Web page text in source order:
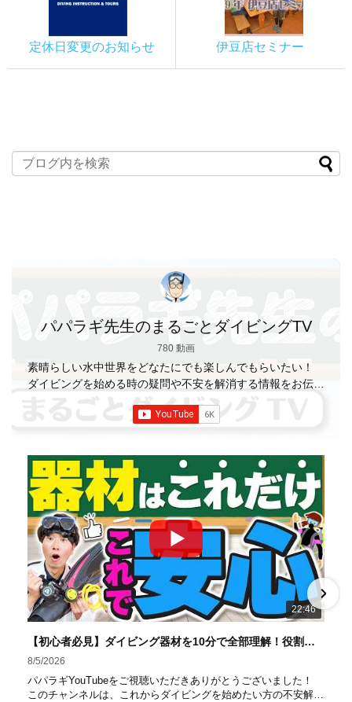
定休日変更のお知らせ 伊豆店セミナー
パパラギ先生のまるごとダイビングTV
780 動画
素晴らしい水中世界をどなたにでも楽しんでもらいたい！
ダイビングを始める時の疑問や不安を解消する情報をお伝え
業の国内最大規模のスキューバダイビングスクール。 PADI
の初心者ダイビングライセンス認定実績。 常駐のプロイン
ストラクターは40名ほど。 【初心者からプロレベルま
で！】 年間ファンダイブ開催数は1,000本を超え、初心者の
方でも安心して潜れるような初心者向けツアーを毎週開催
中！ 2021年マリンダイビング大賞
「講習が上手なダ
イビングスクール」部門
「教え方がうまいインストラク
ター」部門
「国内ダイビングサービス伊豆半島エリア」
部門
「国内ダイビングガイド伊豆半島エリア」部門 4冠
達成！ ――――――――――――――――― パパラギダイ
ビングスクール 本店 神奈川県 藤沢市 南藤沢10-4
はコチラ
https://www.papalagi.co.jp/staticpages/index.php/work
22:46
【初心者必見】ダイビング器材を10分で全部理解！役割・使い方をやさしく解説
8/5/2026
パパラギYouTubeをご視聴いただきありがとうございました！
このチャンネルは、これからダイビングを始めたい方の不安解消